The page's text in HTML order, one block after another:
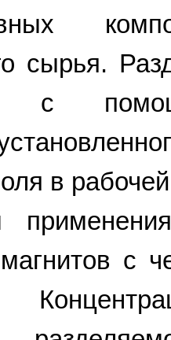
сырья.
с
в
с